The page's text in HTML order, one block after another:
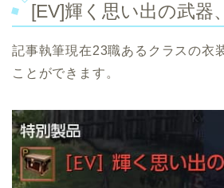
[EV]輝く思い出の武器
記事執筆現在23職あるクラスの衣
ことができます。